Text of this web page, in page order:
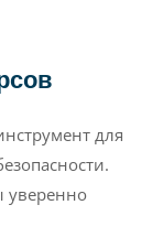
для
уверенно